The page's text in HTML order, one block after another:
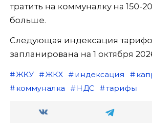
тратить на коммуналку на 150-
больше.
Следующая индексация
запланирована на 1 октября
ЖКУ ЖКХ индексация
коммуналка
НДС тарифы